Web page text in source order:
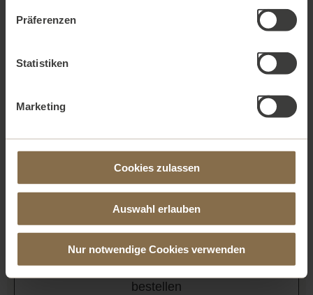
Präferenzen
Statistiken
Marketing
Cookies zulassen
Auswahl erlauben
Nur notwendige Cookies verwenden
TRANQUILLITY HOME FRAGRANCE
Aromatischer Raumduft mit Stäbchen 50ml
22,00EUR
Details
bestellen